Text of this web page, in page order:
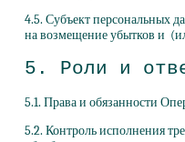
4.5. Субъект персональных
на возмещение убытков и
5. Роли и
5.1. Права и обязанности
5.2. Контроль исполнения